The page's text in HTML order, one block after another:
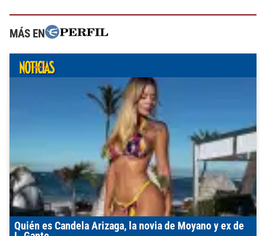
MÁS EN
Quién es Candela Arizaga, la novia de Moyano y ex de